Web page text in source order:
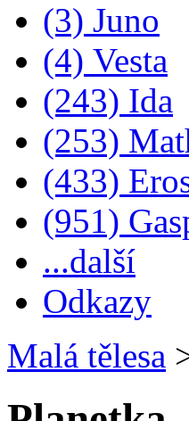
(3) Juno
(4) Vesta
(243) Ida
(253)
(433)
(951)
...další
Odkazy
Malá tělesa